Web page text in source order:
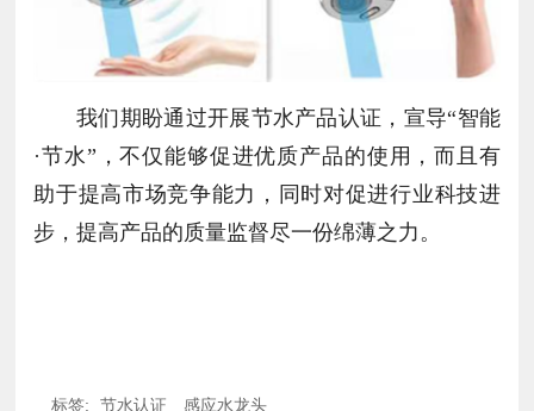
我们期盼通过开展节水产品认证， 宣导“智能
·节水”，不仅能够促进优质产品的使用，而且有
助于提高市场竞争能力，同时对促进行业科技进
步，提高产品的质量监督尽一份绵薄之力。
标签: 节水认证 感应水龙头